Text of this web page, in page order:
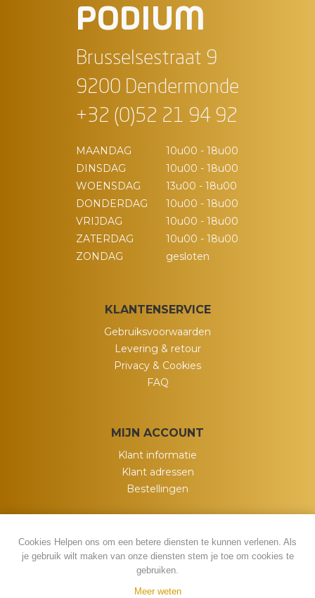
PODIUM
Brusselsestraat 9
9200 Dendermonde
+32 (0)52 21 94 92
MAANDAG
10u00 - 18u00
DINSDAG
10u00 - 18u00
WOENSDAG
13u00 - 18u00
DONDERDAG
10u00 - 18u00
VRIJDAG
10u00 - 18u00
ZATERDAG
10u00 - 18u00
ZONDAG
gesloten
KLANTENSERVICE
Gebruiksvoorwaarden
Levering & retour
Privacy & Cookies
FAQ
MIJN ACCOUNT
Klant informatie
Klant adressen
Bestellingen
Cookies Helpen ons om een betere diensten te kunnen verlenen. Als
je gebruik wilt maken van onze diensten stem je toe om cookies te
gebruiken.
Meer weten